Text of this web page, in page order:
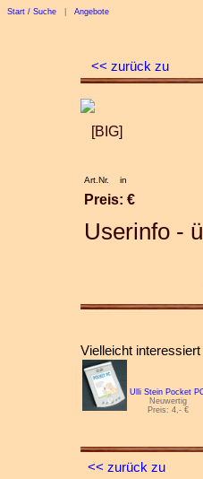
Start / Suche Angebote
<< zurück zu
[BIG]
Art.Nr. in
Preis: €
Userinfo -
Vielleicht
Ulli Stein Pocket
Neuwertig
Preis: 4,- €
<< zurück zu